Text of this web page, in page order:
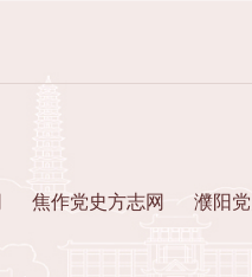
焦作党史方志网 濮阳